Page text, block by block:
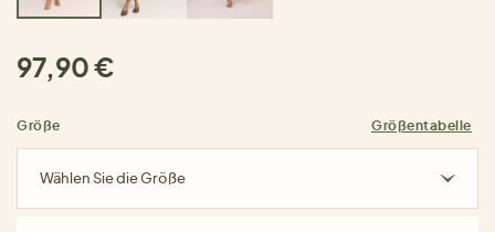
97,90 €
Größe Größentabelle
Wählen Sie die Größe